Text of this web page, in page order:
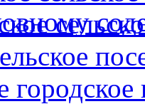
городское